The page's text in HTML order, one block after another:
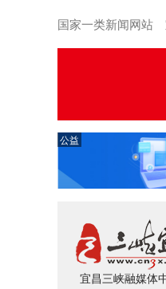
国家一类新闻网站
公益
宜昌三峡融媒体